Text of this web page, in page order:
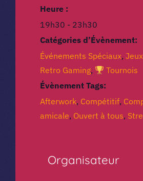
Heure :
19h30 - 23h30
Catégories d’Évènement:
Événements Spéciaux,
Retro Gaming,
Tournois
Évènement Tags:
Afterwork, Compétitif,
amicale, Ouvert à tous,
Organisateur